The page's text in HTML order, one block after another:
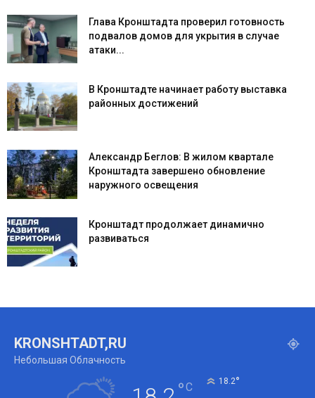
Глава Кронштадта проверил готовность
подвалов домов для укрытия в случае
атаки...
В Кронштадте начинает работу выставка
районных достижений
Александр Беглов: В жилом квартале
Кронштадта завершено обновление
наружного освещения
Кронштадт продолжает динамично
развиваться
KRONSHTADT,RU
Небольшая Облачность
°C 18.2°